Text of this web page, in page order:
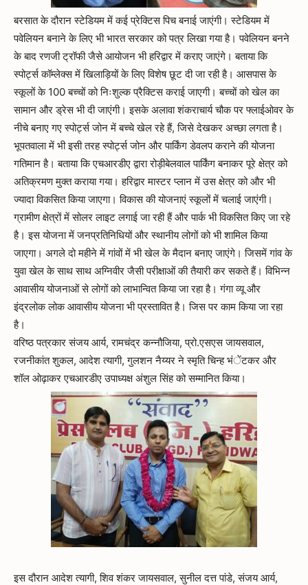
बरसात के दौरान स्टेडियम में कई प्रेक्टिस पिच बनाई जाएंगी। स्टेडियम में
पवेलियन बनाने के लिए भी भारत सरकार को पत्र लिखा गया है। पवेलियन बनने
के बाद रणजी ट्रॉफी जैसे आयोजन भी हरिद्वार में कराए जाएंगे। बताया कि
स्पोर्ट्स कॉम्लेक्स में खिलाड़ियों के लिए विशेष छूट दी जा रही है। आसपास के
स्कूलों के 100 बच्चों को निःशुल्क प्रैक्टिस कराई जाएगी। बच्चों को खेल का
सामान और ड्रेस भी दी जाएंगी। इसके अलावा शंकराचार्य चौक पर फ्लाईओवर के
नीचे बनाए गए स्पोर्ट्स जोन में बच्चे खेल रहे हैं, जिसे देखकर अच्छा लगता है।
भूपतवाला में भी इसी तरह स्पोर्ट्स जोन और पार्किंग डेवलप कराने की योजना
गतिमान है। बताया कि एचआरडीए द्वारा रोड़ीबेलवाल पार्किंग बनाकर पूरे क्षेत्र को
अतिक्रमण मुक्त कराया गया। हरिद्वार मास्टर प्लान में उस क्षेत्र को और भी
ज्यादा विकसित किया जाएगा। विकास की योजनाएं स्कूलों में चलाई जाएंगी।
ग्रामीण क्षेत्रों में सोलर लाइट लगाई जा रही हैं और पार्क भी विकसित किए जा रहे
है। इस योजना में जनप्रतिनिधियों और स्थानीय लोगों को भी शामिल किया
जाएगा। अगले दो महीने में गांवों में भी खेल के मैदान बनाए जाएंगे। जिसमें गांव के
युवा खेल के साथ साथ अग्निवीर जैसी परीक्षाओं की तैयारी कर सकते हैं। विभिन्न
आवासीय योजनाओं से लोगों को लाभान्वित किया जा रहा है। गंगा व्यू और
इंद्रलोक लोक आवासीय योजना भी प्रस्तावित है। जिस पर काम किया जा रहा
है।
वरिष्ठ पत्रकार संजय आर्य, रामचंद्र कन्नौजिया, प्रो.एसएस जायसवाल,
रजनीकांत शुकल, आदेश त्यागी, गुलशन नैय्यर ने स्मृति चिन्ह भंेंटकर और
शॉल ओढ़ाकर एचआरडीए उपाध्यक्ष अंशुल सिंह को सम्मानित किया।
इस दौरान आदेश त्यागी, शिव शंकर जायसवाल, सुनील दत्त पांडे, संजय आर्य,